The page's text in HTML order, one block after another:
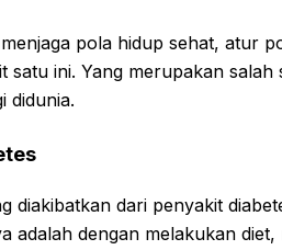
pola hidup sehat, atur
ini. Yang merupakan salah
didunia.
diakibatkan dari penyakit
adalah dengan melakukan